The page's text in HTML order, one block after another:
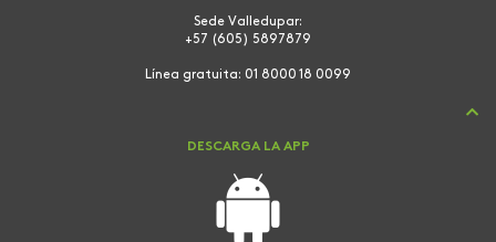
Sede Valledupar:
+57 (605) 5897879
Línea gratuita: 01 8000 18 0099
DESCARGA LA APP